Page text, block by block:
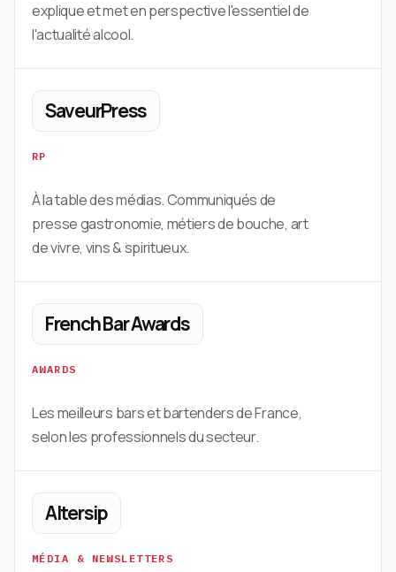
explique et met en perspective l'essentiel de
l'actualité alcool.
SaveurPress
RP
À la table des médias. Communiqués de
presse gastronomie, métiers de bouche, art
de vivre, vins & spiritueux.
French Bar Awards
AWARDS
Les meilleurs bars et bartenders de France,
selon les professionnels du secteur.
Altersip
MÉDIA & NEWSLETTERS